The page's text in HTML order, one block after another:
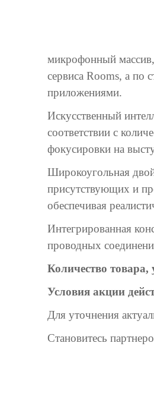
микрофонный
сервиса Rooms, а по
приложениями.
Искусcтвенный
соответствии с
фокусировки на
Широкоугольная
присутствующих и
обеспечивая
Интегрированная
проводных
Количество
Условия акции
Для уточнения
Становитесь